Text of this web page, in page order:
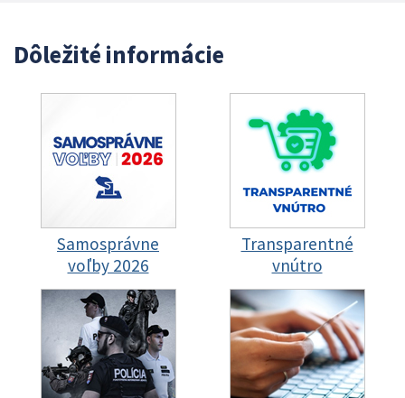
Dôležité informácie
Samosprávne
voľby 2026
Transparentné
vnútro